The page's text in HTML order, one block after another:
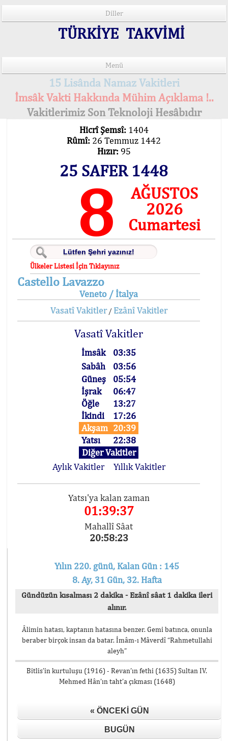
Diller
TÜRKİYE TAKVİMİ
Menü
15 Lisânda Namaz Vakitleri
İmsâk Vakti Hakkında Mühim Açıklama !..
Vakitlerimiz Son Teknoloji Hesâbıdır
Hicrî Şemsî: 1404
Rûmî: 26 Temmuz 1442
Hızır: 95
25 SAFER 1448
8
AĞUSTOS
2026
Cumartesi
Ülkeler Listesi İçin Tıklayınız
Castello Lavazzo
Veneto / İtalya
Vasatî Vakitler/ Ezânî Vakitler
Vasatî Vakitler
İmsâk
03:35
Sabâh
03:56
Güneş
05:54
İşrak
06:47
Öğle
13:27
İkindi
17:26
Akşam 20:39
Yatsı
22:38
Diğer Vakitler
Aylık Vakitler
Yıllık Vakitler
Yatsı'ya kalan zaman
01:39:36
Mahallî Sâat
20:58:24
Yılın 220. günü, Kalan Gün : 145
8. Ay, 31 Gün, 32. Hafta
Gündüzün kısalması 2 dakika - Ezânî sâat 1 dakika ileri
alınır.
Âlimin hatası, kaptanın hatasına benzer. Gemi batınca, onunla
beraber birçok insan da batar. İmâm-ı Mâverdî “Rahmetullahi
aleyh”
Bitlis’in kurtuluşu (1916) - Revan’ın fethi (1635) Sultan IV.
Mehmed Hân’ın taht’a çıkması (1648)
« ÖNCEKI GÜN
BUGÜN